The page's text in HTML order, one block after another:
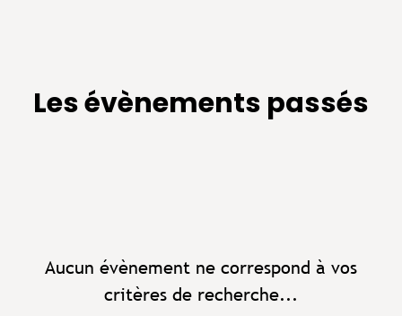
Les évènements passés
Aucun évènement ne correspond à vos
critères de recherche...